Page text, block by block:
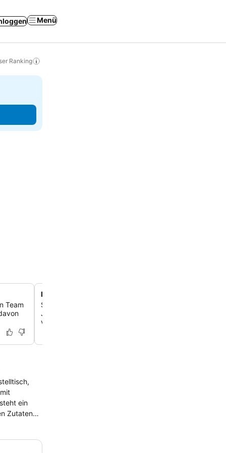
Menü
Ranking
Team
Historisches Gößweinstein erkunden
Schlendere zur nahegelegenen Barockbasilika und zur
Jahre alten Burg Gößweinstein, beide nur einen kurzen
vom Hotel entfernt.
ein